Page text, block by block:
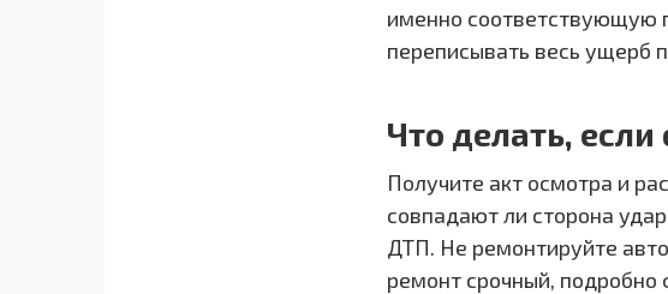
именно соответствующую
переписывать весь ущерб
Что делать,
Получите акт осмотра и
совпадают ли сторона
ДТП. Не ремонтируйте
ремонт срочный, подробно